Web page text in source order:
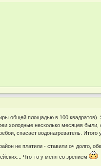
общей площадью в 100
холодные несколько месяцев
спасает водонагреватель.
не платили - ставили оч долго,
Что-то у меня со зрением